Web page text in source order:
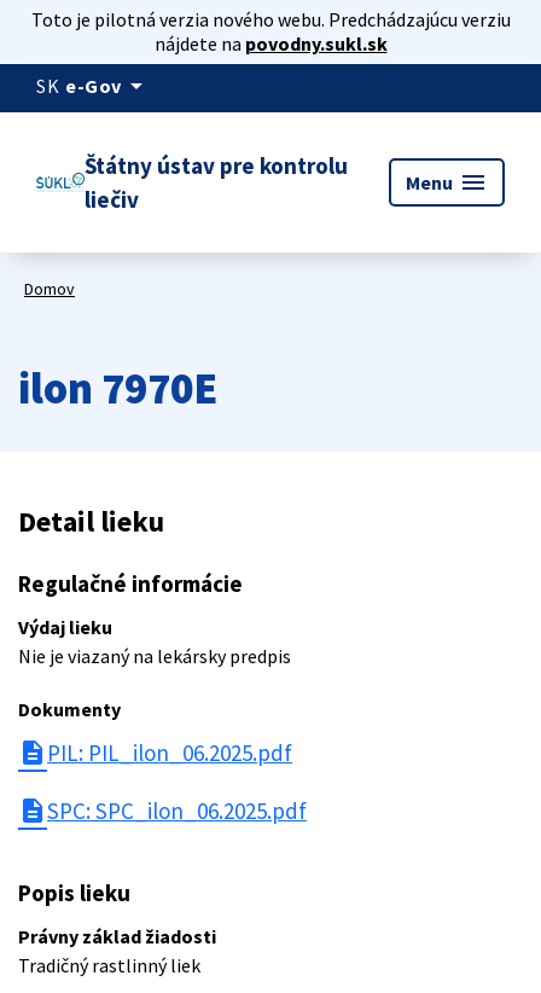
Toto je pilotná verzia nového webu. Predchádzajúcu verziu
nájdete na povodny.sukl.sk
SK e-Gov arrow_drop_down
Štátny ústav pre kontrolu
liečiv
Menu menu
Domov
ilon 7970E
Detail lieku
Regulačné informácie
Výdaj lieku
Nie je viazaný na lekársky predpis
Dokumenty
description PIL: PIL_ilon_06.2025.pdf
descriptionSPC: SPC_ilon_06.2025.pdf
Popis lieku
Právny základ žiadosti
Tradičný rastlinný liek